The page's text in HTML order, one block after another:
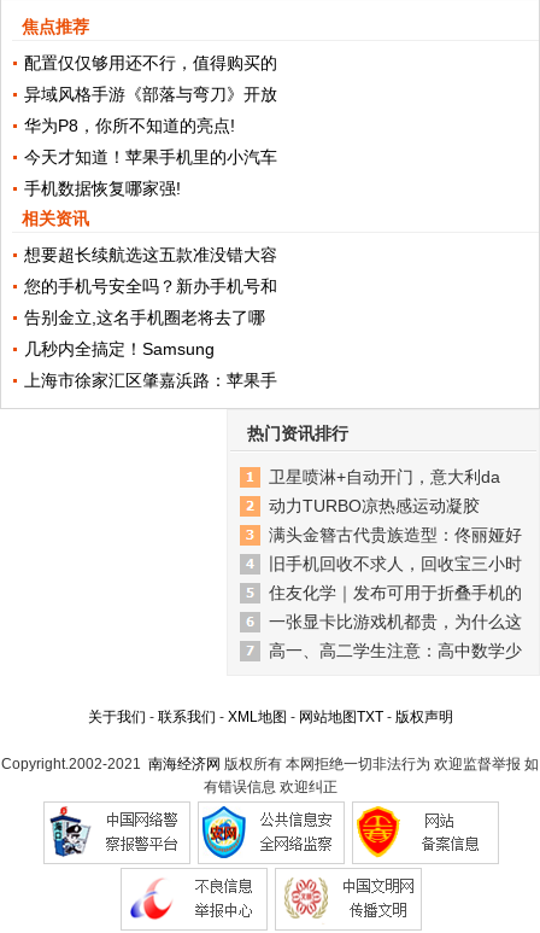
焦点推荐
配置仅仅够用还不行，值得购买的
异域风格手游《部落与弯刀》开放
华为P8，你所不知道的亮点!
今天才知道！苹果手机里的小汽车
手机数据恢复哪家强!
相关资讯
想要超长续航选这五款准没错大容
您的手机号安全吗？新办手机号和
告别金立,这名手机圈老将去了哪
几秒内全搞定！Samsung
上海市徐家汇区肇嘉浜路：苹果手
热门资讯排行
卫星喷淋+自动开门，意大利da
动力TURBO凉热感运动凝胶
满头金簪古代贵族造型：佟丽娅好
旧手机回收不求人，回收宝三小时
住友化学｜发布可用于折叠手机的
一张显卡比游戏机都贵，为什么这
高一、高二学生注意：高中数学少
关于我们 - 联系我们 - XML地图 - 网站地图TXT- 版权声明
Copyright.2002-2021 南海经济网 版权所有 本网拒绝一切非法行为 欢迎监督举报 如
有错误信息 欢迎纠正